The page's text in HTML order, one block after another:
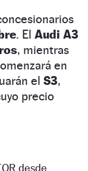
. El Audi A3
, mientras
en
el S3,
precio
desde